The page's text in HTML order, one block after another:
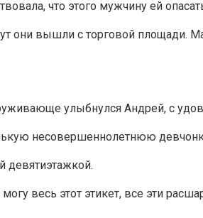
что этого мужчину ей
они вышли с торговой
улыбнулся Андрей, с
несовершеннолетнюю
девятиэтажкой.
весь этот этикет, все эти